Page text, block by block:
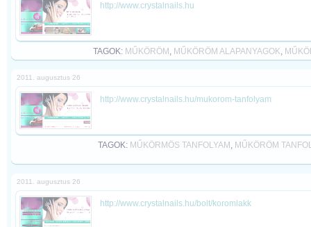
http://www.crystalnails.hu
TAGOK: MŰKÖRÖM , MŰKÖRÖM ALAPANYAGOK,
2011. augusztus 26
http://www.crystalnails.hu/mukorom-tanfolyam
TAGOK: MŰKÖRMÖS TANFOLYAM , MŰKÖRÖM
2011. augusztus 26
http://www.crystalnails.hu/bolt/koromlakk